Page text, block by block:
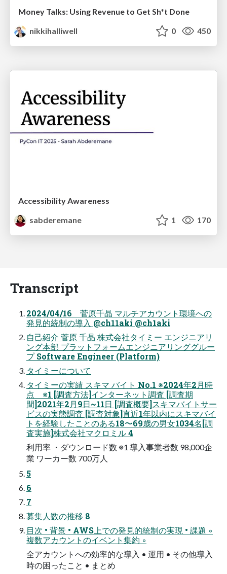
Money Talks: Using Revenue to Get Sh*t Done
nikkihalliwell
0 450
Accessibility Awareness
sabderemane
1 170
Transcript
2024/04/16 菅原千晶 マルチアカウント環境への
発見的統制の導入 @ch11aki @ch1aki
自己紹介 菅原 千晶 株式会社タイミー エンジニアリ
ング本部 プラットフォームエンジニアリンググルー
プ Software Engineer (Platform)
タイミーについて
タイミーの実績 スキマ バイト No.1 ※2024年2月時
点 ※1 [調査方法]インターネット調査 [調査期
間]2021年2月9日~11日 [調査概要]スキマバイトサー
ビスの実態調査 [調査対象]直近1年以内にスキマバイ
トを経験したことのある18〜69歳の男女1034名[調
査実施]株式会社マクロミル 4
利用率 ・ダウンロード数 ※1 導入事業者数 98,000企
業 ワーカー数 700万人
5
6
7
募集人数の推移 8
目次 • 背景 • AWS上での発見的統制の実現 • 課題 ◦
複数アカウントのイベント集約 ◦
全アカウントへの効率的な導入 • 運用 • その他導入
時の困ったこと • まとめ